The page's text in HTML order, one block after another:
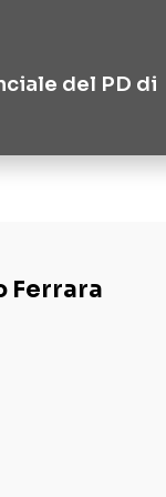
del PD di
Ferrara